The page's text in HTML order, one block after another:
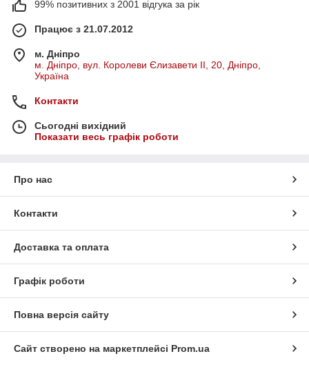
99% позитивних з 2001 відгука за рік
Працює з 21.07.2012
м. Дніпро
м. Дніпро, вул. Королеви Єлизавети ІІ, 20, Дніпро,
Україна
Контакти
Сьогодні вихідний
Показати весь графік роботи
Про нас
Контакти
Доставка та оплата
Графік роботи
Повна версія сайту
Сайт створено на маркетплейсі Prom.ua